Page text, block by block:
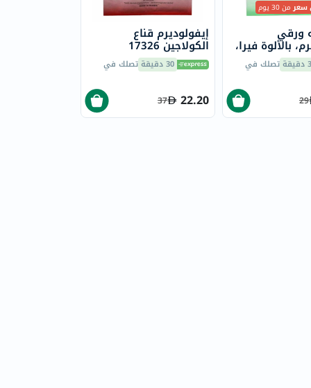
إيفولوديرم قناع
الكولاجين 17326
30 دقيقة تصلك في
22.20
37
سعرمن 30 يوم
ورقي
بالألوة فيرا،
تصلك في
29